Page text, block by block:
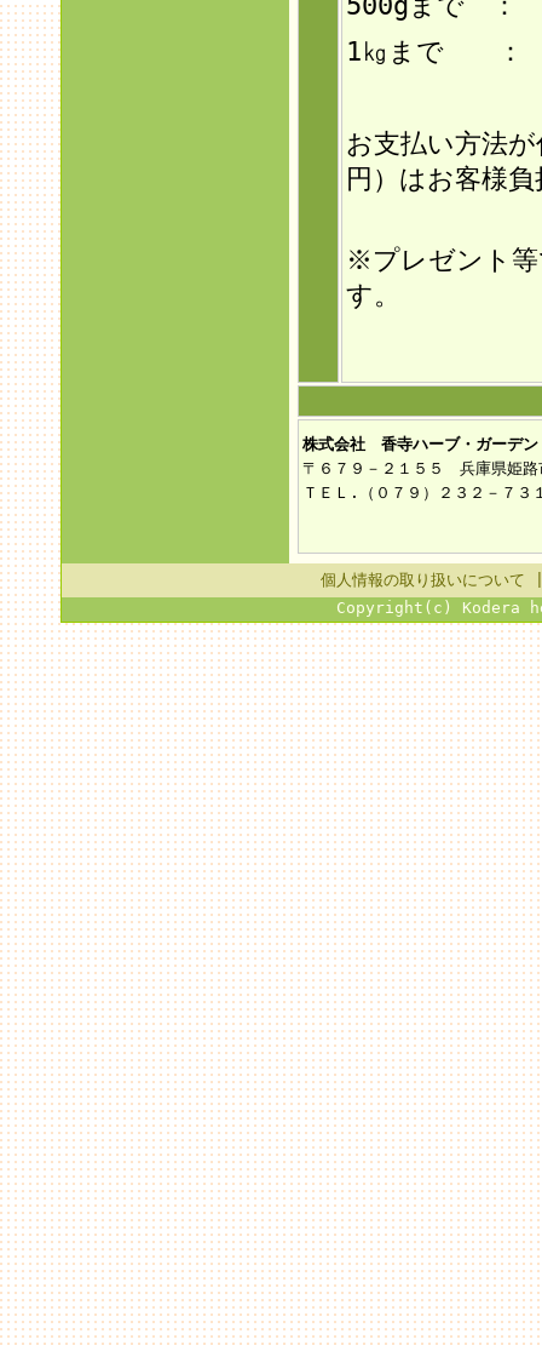
1㎏まで ：
お支払い方法
円）はお客様
※プレゼント等
す。
株式会社 香寺ハーブ・ガーデン
〒６７９－２１５５ 兵庫県姫路
ＴＥＬ.（０７９）２３２－７
個人情報の取り扱いについて
Copyright(c) Kodera